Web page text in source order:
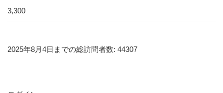
3,300
2025年8月4日までの総訪問者数: 44307